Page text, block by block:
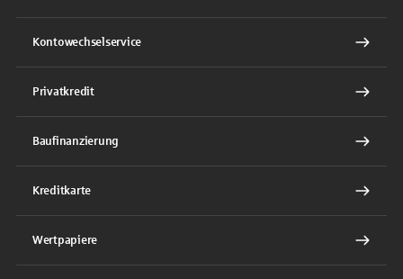
Kontowechselservice
Privatkredit
Baufinanzierung
Kreditkarte
Wertpapiere